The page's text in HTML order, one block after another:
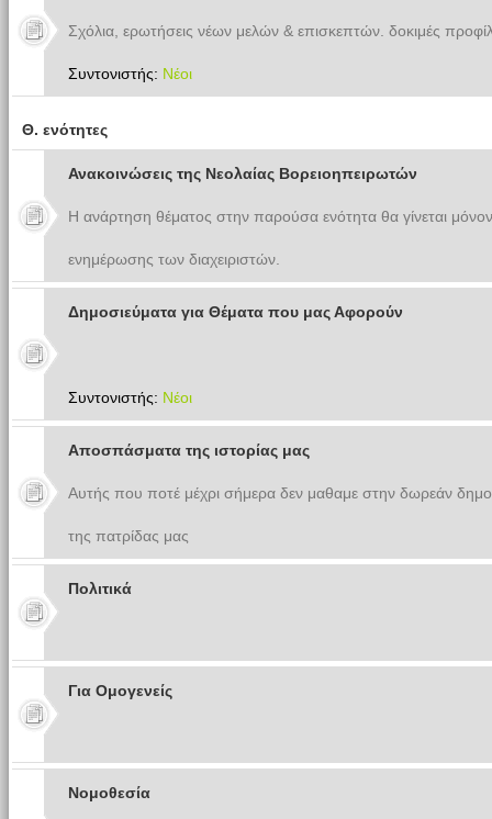
Σχόλια, ερωτήσεις νέων μελών & επισκεπτών. δοκιμές
Συντονιστής: Νέοι
Θ. ενότητες
Ανακοινώσεις της Νεολαίας Βορειοηπειρωτών
Η ανάρτηση θέματος στην παρούσα ενότητα θα γίνεται
ενημέρωσης των διαχειριστών.
Δημοσιεύματα για Θέματα που μας Αφορούν
Συντονιστής: Νέοι
Αποσπάσματα της ιστορίας μας
Αυτής που ποτέ μέχρι σήμερα δεν μαθαμε στην δωρεάν
της πατρίδας μας
Πολιτικά
Για Ομογενείς
Νομοθεσία